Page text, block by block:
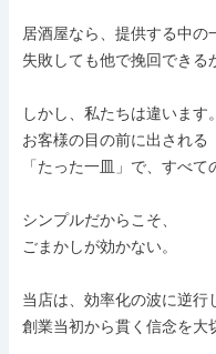
居酒屋なら、提供する中の
失敗しても他で挽回できる
しかし、私たちは違います。
お客様の目の前に出される
「たった一皿」で、すべて
シンプルだからこそ、
ごまかしが効かない。
当店は、効率化の波に逆行
創業当初から貫く信念を大